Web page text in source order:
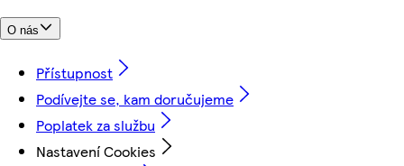
O nás
Přístupnost
Podívejte se, kam doručujeme
Poplatek za službu
Nastavení Cookies